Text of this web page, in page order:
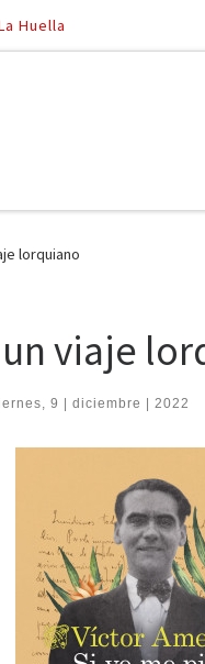
Huella
lorquiano
un viaje
9 | diciembre | 2022